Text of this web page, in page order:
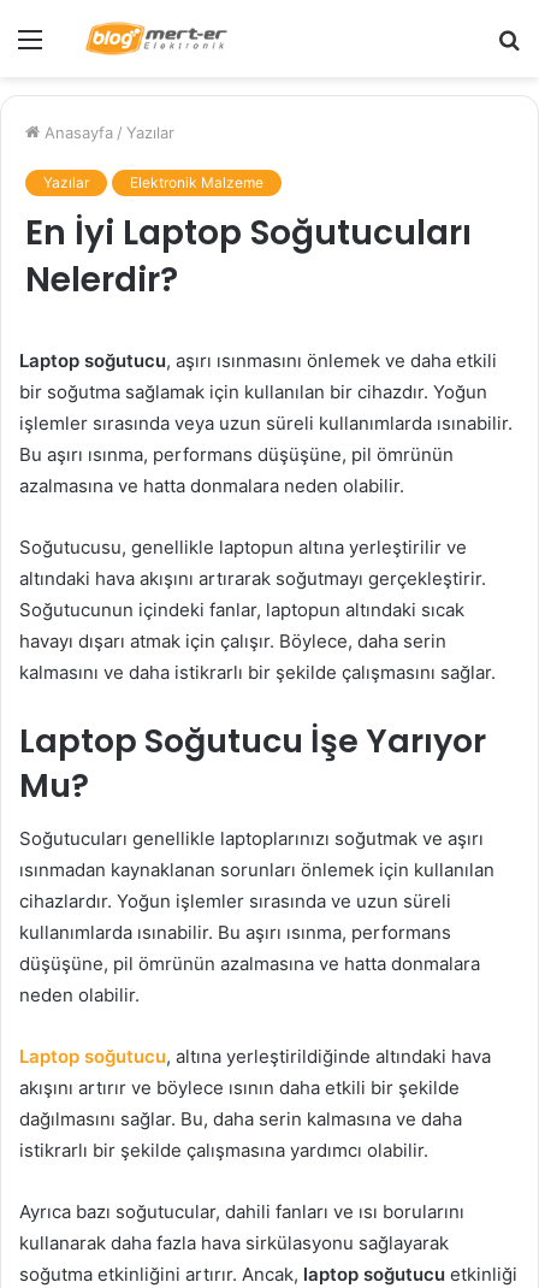
Menü
Anasayfa / Yazılar
Yazılar Elektronik Malzeme
En İyi Laptop Soğutucuları
Nelerdir?
Laptop soğutucu, aşırı ısınmasını önlemek ve daha etkili
bir soğutma sağlamak için kullanılan bir cihazdır. Yoğun
işlemler sırasında veya uzun süreli kullanımlarda ısınabilir.
Bu aşırı ısınma, performans düşüşüne, pil ömrünün
azalmasına ve hatta donmalara neden olabilir.
Soğutucusu, genellikle laptopun altına yerleştirilir ve
altındaki hava akışını artırarak soğutmayı gerçekleştirir.
Soğutucunun içindeki fanlar, laptopun altındaki sıcak
havayı dışarı atmak için çalışır. Böylece, daha serin
kalmasını ve daha istikrarlı bir şekilde çalışmasını sağlar.
Laptop Soğutucu İşe Yarıyor
Mu?
Soğutucuları genellikle laptoplarınızı soğutmak ve aşırı
ısınmadan kaynaklanan sorunları önlemek için kullanılan
cihazlardır. Yoğun işlemler sırasında ve uzun süreli
kullanımlarda ısınabilir. Bu aşırı ısınma, performans
düşüşüne, pil ömrünün azalmasına ve hatta donmalara
neden olabilir.
Laptop soğutucu, altına yerleştirildiğinde altındaki hava
akışını artırır ve böylece ısının daha etkili bir şekilde
dağılmasını sağlar. Bu, daha serin kalmasına ve daha
istikrarlı bir şekilde çalışmasına yardımcı olabilir.
Ayrıca bazı soğutucular, dahili fanları ve ısı borularını
kullanarak daha fazla hava sirkülasyonu sağlayarak
soğutma etkinliğini artırır. Ancak, laptop soğutucu etkinliği